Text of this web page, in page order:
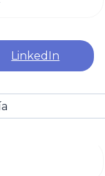
LinkedIn